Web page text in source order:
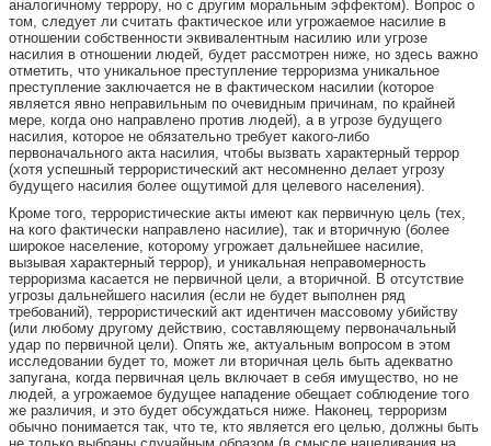
аналогичному террору, но с другим моральным эффектом). Вопрос о
том, следует ли считать фактическое или угрожаемое насилие в
отношении собственности эквивалентным насилию или угрозе
насилия в отношении людей, будет рассмотрен ниже, но здесь важно
отметить, что уникальное преступление терроризма уникальное
преступление заключается не в фактическом насилии (которое
является явно неправильным по очевидным причинам, по крайней
мере, когда оно направлено против людей), а в угрозе будущего
насилия, которое не обязательно требует какого-либо
первоначального акта насилия, чтобы вызвать характерный террор
(хотя успешный террористический акт несомненно делает угрозу
будущего насилия более ощутимой для целевого населения).
Кроме того, террористические акты имеют как первичную цель (тех,
на кого фактически направлено насилие), так и вторичную (более
широкое население, которому угрожает дальнейшее насилие,
вызывая характерный террор), и уникальная неправомерность
терроризма касается не первичной цели, а вторичной. В отсутствие
угрозы дальнейшего насилия (если не будет выполнен ряд
требований), террористический акт идентичен массовому убийству
(или любому другому действию, составляющему первоначальный
удар по первичной цели). Опять же, актуальным вопросом в этом
исследовании будет то, может ли вторичная цель быть адекватно
запугана, когда первичная цель включает в себя имущество, но не
людей, а угрожаемое будущее нападение обещает соблюдение того
же различия, и это будет обсуждаться ниже. Наконец, терроризм
обычно понимается так, что те, кто является его целью, должны быть